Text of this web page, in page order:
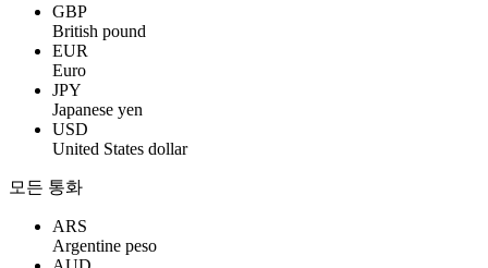
GBP
British pound
EUR
Euro
JPY
Japanese yen
USD
United States dollar
모든 통화
ARS
Argentine peso